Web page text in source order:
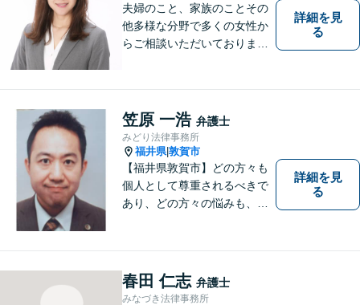
夫婦のこと、家族のことその
他多様な分野で多くの女性か
らご相談いただいておりま
により3回まで無料相談対応可
能です。利用条件はお問い合
わせ下さい。
詳細を見
る
笠原 一浩 弁護士
みどり法律事務所
福井県|敦賀市
【福井県敦賀市】どの方々も
個人として尊重されるべきで
あり、どの方々の悩みも、そ
す。 また、言葉の壁や専門知
識の壁も越えて、解決が図ら
れる必要があります。
詳細を見
る
春田 仁志 弁護士
みなづき法律事務所